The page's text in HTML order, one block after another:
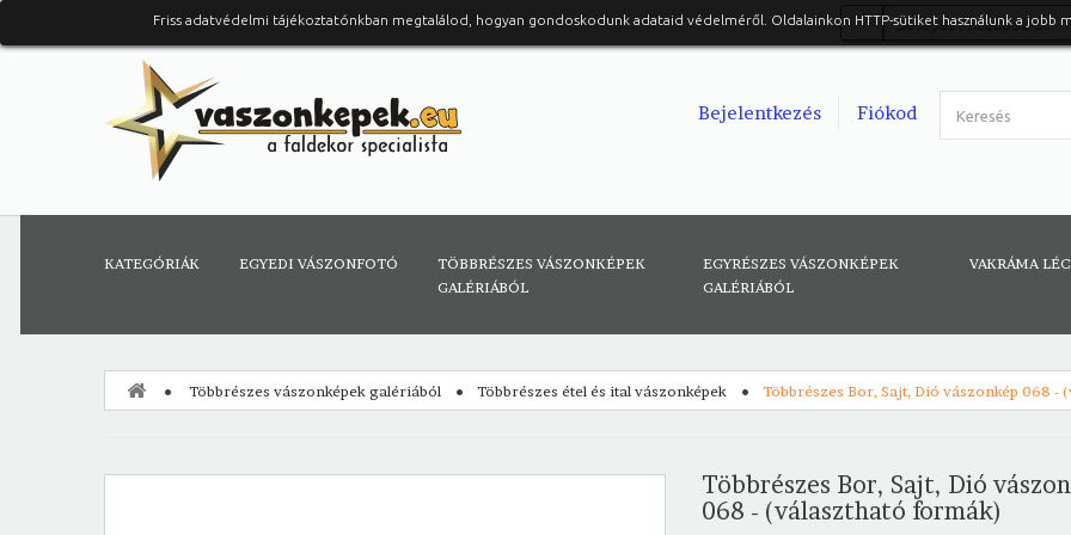
Belépés Facebook-al
Fiókod
Bejelentkezés
KATEGÓRIÁK EGYEDI VÁSZONFOTÓ
TÖBBRÉSZES VÁSZONKÉPEK
GALÉRIÁBÓL
EGYRÉSZES VÁSZONKÉPEK
GALÉRIÁBÓL
VAKRÁMA
Friss adatvédelmi tájékoztatónkban megtalálod, hogyan gondoskodunk adataid védelméről. Oldalainkon HTTP-sütiket használunk a jobb
Többrészes vászonképek galériából Többrészes étel és ital vászonképek Többrészes Bor, Sajt, Dió vászonkép 068 -
Többrészes Bor, Sajt, Dió
068 - (választható formák)